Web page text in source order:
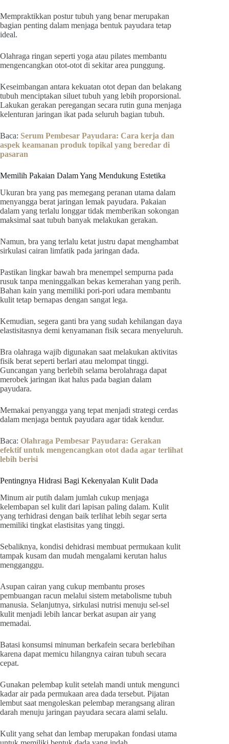
Mempraktikkan postur tubuh yang benar merupakan
bagian penting dalam menjaga bentuk payudara tetap
ideal.
Olahraga ringan seperti yoga atau pilates membantu
mengencangkan otot-otot di sekitar area punggung.
Keseimbangan antara kekuatan otot depan dan belakang
tubuh menciptakan siluet tubuh yang lebih proporsional.
Lakukan gerakan peregangan secara rutin guna menjaga
kelenturan jaringan ikat pada seluruh bagian tubuh.
Baca: Serum Pembesar Payudara: Cara kerja dan
aspek keamanan produk topikal yang beredar di
pasaran
Memilih Pakaian Dalam Yang Mendukung Estetika
Ukuran bra yang pas memegang peranan utama dalam
menyangga berat jaringan lemak payudara. Pakaian
dalam yang terlalu longgar tidak memberikan sokongan
maksimal saat tubuh banyak melakukan gerakan.
Namun, bra yang terlalu ketat justru dapat menghambat
sirkulasi cairan limfatik pada jaringan dada.
Pastikan lingkar bawah bra menempel sempurna pada
rusuk tanpa meninggalkan bekas kemerahan yang perih.
Bahan kain yang memiliki pori-pori udara membantu
kulit tetap bernapas dengan sangat lega.
Kemudian, segera ganti bra yang sudah kehilangan daya
elastisitasnya demi kenyamanan fisik secara menyeluruh.
Bra olahraga wajib digunakan saat melakukan aktivitas
fisik berat seperti berlari atau melompat tinggi.
Guncangan yang berlebih selama berolahraga dapat
merobek jaringan ikat halus pada bagian dalam
payudara.
Memakai penyangga yang tepat menjadi strategi cerdas
dalam menjaga bentuk payudara agar tidak kendur.
Baca: Olahraga Pembesar Payudara: Gerakan
efektif untuk mengencangkan otot dada agar terlihat
lebih berisi
Pentingnya Hidrasi Bagi Kekenyalan Kulit Dada
Minum air putih dalam jumlah cukup menjaga
kelembapan sel kulit dari lapisan paling dalam. Kulit
yang terhidrasi dengan baik terlihat lebih segar serta
memiliki tingkat elastisitas yang tinggi.
Sebaliknya, kondisi dehidrasi membuat permukaan kulit
tampak kusam dan mudah mengalami kerutan halus
mengganggu.
Asupan cairan yang cukup membantu proses
pembuangan racun melalui sistem metabolisme tubuh
manusia. Selanjutnya, sirkulasi nutrisi menuju sel-sel
kulit menjadi lebih lancar berkat asupan air yang
memadai.
Batasi konsumsi minuman berkafein secara berlebihan
karena dapat memicu hilangnya cairan tubuh secara
cepat.
Gunakan pelembap kulit setelah mandi untuk mengunci
kadar air pada permukaan area dada tersebut. Pijatan
lembut saat mengoleskan pelembap merangsang aliran
darah menuju jaringan payudara secara alami selalu.
Kulit yang sehat dan lembap merupakan fondasi utama